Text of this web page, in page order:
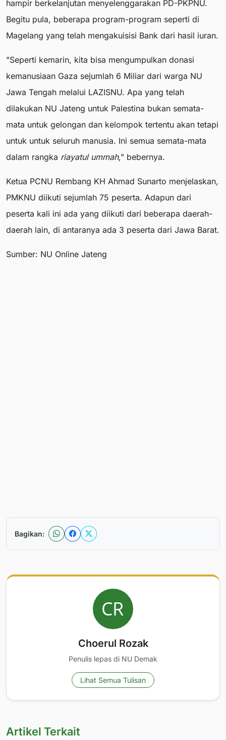
hampir berkelanjutan menyelenggarakan PD-PKPNU.
Begitu pula, beberapa program-program seperti di
Magelang yang telah mengakuisisi Bank dari hasil iuran.
"Seperti kemarin, kita bisa mengumpulkan donasi
kemanusiaan Gaza sejumlah 6 Miliar dari warga NU
Jawa Tengah melalui LAZISNU. Apa yang telah
dilakukan NU Jateng untuk Palestina bukan semata-
mata untuk gelongan dan kelompok tertentu akan tetapi
untuk untuk seluruh manusia. Ini semua semata-mata
dalam rangka riayatul ummah," bebernya.
Ketua PCNU Rembang KH Ahmad Sunarto menjelaskan,
PMKNU diikuti sejumlah 75 peserta. Adapun dari
peserta kali ini ada yang diikuti dari beberapa daerah-
daerah lain, di antaranya ada 3 peserta dari Jawa Barat.
Sumber: NU Online Jateng
Bagikan:
Choerul Rozak
Penulis lepas di NU Demak
Lihat Semua Tulisan
Artikel Terkait